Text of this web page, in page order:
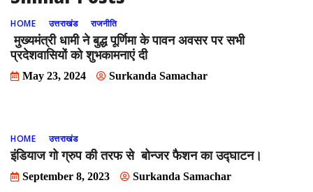
HOME उत्तराखंड राजनीति
मुख्यमंत्री धामी ने बुद्ध पूर्णिमा के पावन अवसर पर सभी
प्रदेशवासियों को शुभकामनाएं दी
May 23, 2024 Surkanda Samachar
HOME उत्तराखंड
इंडियाज गो ग्रुप की तरफ से बोन्जर फैशन का उद्घाटन।
September 8, 2023 Surkanda Samachar